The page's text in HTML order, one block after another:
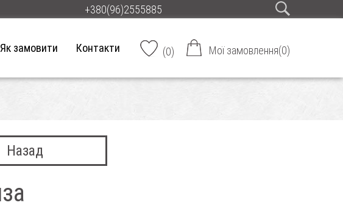
+380(96)2555885
Як замовити Контакти (0) Мої замовлення(0)
Назад